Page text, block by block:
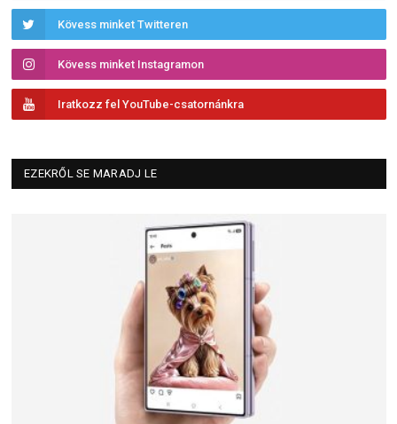
Kövess minket Twitteren
Kövess minket Instagramon
Iratkozz fel YouTube-csatornánkra
EZEKRŐL SE MARADJ LE